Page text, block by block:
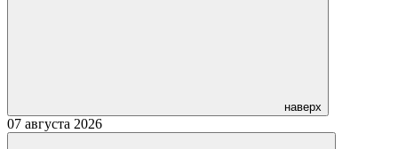
наверх
07 августа 2026